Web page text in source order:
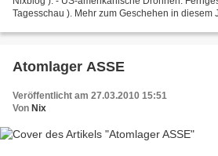
Tagesschau ). Mehr zum Geschehen in diesem
Atomlager ASSE
Veröffentlicht am 27.03.2010 15:51
Von Nix